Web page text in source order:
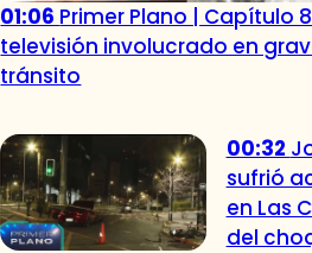
01:06 Primer Plano | Capítulo
televisión involucrado en
tránsito
00:32
sufrió
en Las
del